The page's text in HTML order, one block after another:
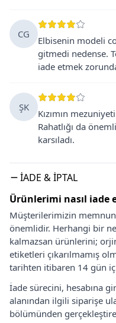
CG
Elbisenin modeli
gitmedi nedense.
iade etmek
ŞK
Kızımın
Rahatlığı da
karsıladı.
İADE & İPTAL
Ürünlerimi nasıl iade
Müşterilerimizin
önemlidir. Herhangi bir
kalmazsan ürünlerini;
etiketleri çıkarılmamış
tarihten itibaren 14 gün
İade sürecini, hesabına
alanından ilgili siparişe
bölümünden